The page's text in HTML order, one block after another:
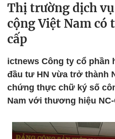
Thị trường dịch
cộng Việt Nam có
cấp
ictnews Công ty cổ phần
đầu tư HN vừa trở thành
chứng thực chữ ký số
Nam với thương hiệu NC-